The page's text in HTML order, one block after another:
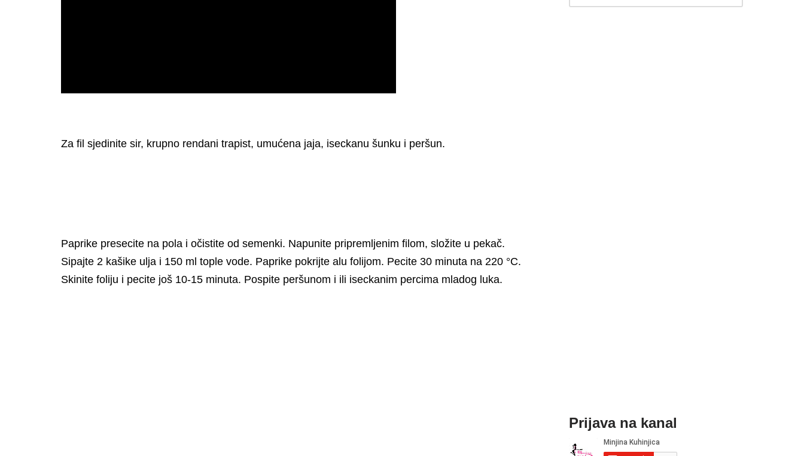
Za fil sjedinite sir, krupno rendani trapist, umućena jaja, iseckanu šunku i peršun.
Paprike presecite na pola i očistite od semenki. Napunite pripremljenim filom, složite u pekač.
Sipajte 2 kašike ulja i 150 ml tople vode. Paprike pokrijte alu folijom. Pecite 30 minuta na 220 °C.
Skinite foliju i pecite još 10-15 minuta. Pospite peršunom i ili iseckanim percima mladog luka.
Prijava na kanal